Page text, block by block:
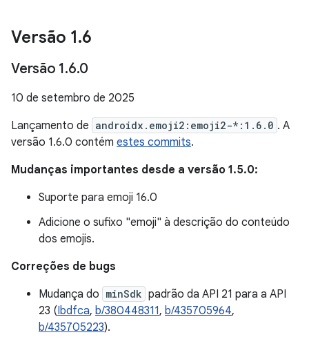
Versão 1.6
Versão 1.6.0
10 de setembro de 2025
Lançamento de androidx.emoji2:emoji2-*:1.6.0 . A
versão 1.6.0 contém estes commits.
Mudanças importantes desde a versão 1.5.0:
Suporte para emoji 16.0
Adicione o sufixo "emoji" à descrição do conteúdo
dos emojis.
Correções de bugs
Mudança do minSdk padrão da API 21 para a API
23 (Ibdfca, b/380448311, b/435705964,
b/435705223).